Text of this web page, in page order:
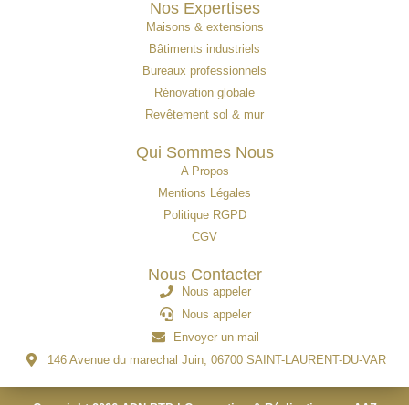
Nos Expertises
Maisons & extensions
Bâtiments industriels
Bureaux professionnels
Rénovation globale
Revêtement sol & mur
Qui Sommes Nous
A Propos
Mentions Légales
Politique RGPD
CGV
Nous Contacter
Nous appeler
Nous appeler
Envoyer un mail
146 Avenue du marechal Juin, 06700 SAINT-LAURENT-DU-VAR